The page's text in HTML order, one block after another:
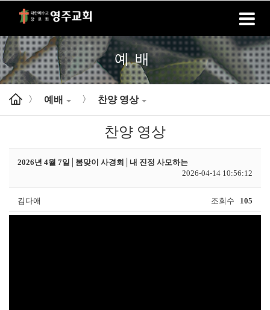
홈 로그인 회원가입
예배
> 예배 > 찬양 영상
찬양 영상
2026년 4월 7일│봄맞이 사경회│내 진정 사모하는
2026-04-14 10:56:12
김다애 조회수 105